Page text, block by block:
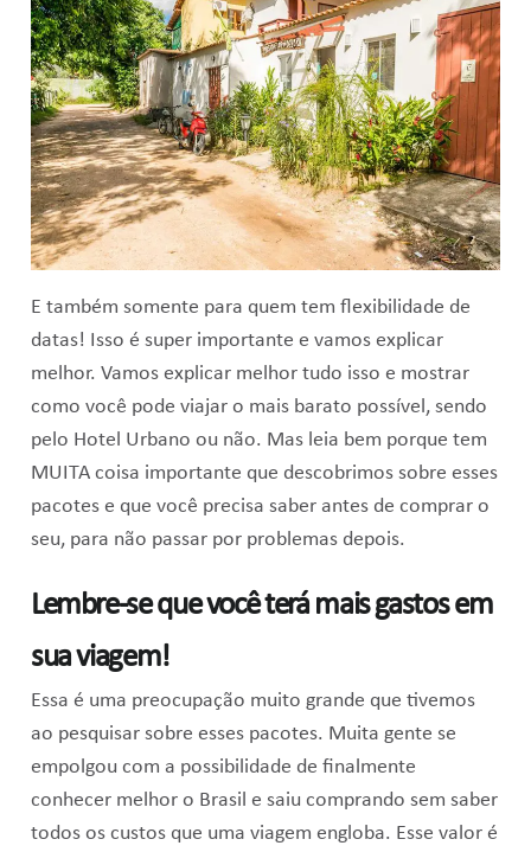
E também somente para quem tem flexibilidade de
datas! Isso é super importante e vamos explicar
melhor. Vamos explicar melhor tudo isso e mostrar
como você pode viajar o mais barato possível, sendo
pelo Hotel Urbano ou não. Mas leia bem porque tem
MUITA coisa importante que descobrimos sobre esses
pacotes e que você precisa saber antes de comprar o
seu, para não passar por problemas depois.
Lembre-se que você terá mais gastos em
sua viagem!
Essa é uma preocupação muito grande que tivemos
ao pesquisar sobre esses pacotes. Muita gente se
empolgou com a possibilidade de finalmente
conhecer melhor o Brasil e saiu comprando sem saber
todos os custos que uma viagem engloba. Esse valor é